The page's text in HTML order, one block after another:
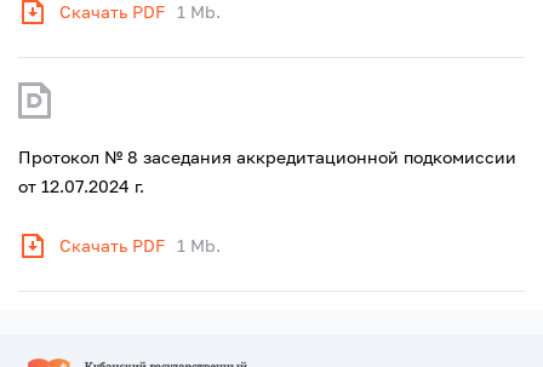
Скачать PDF 1 Mb.
Протокол № 8 заседания аккредитационной подкомиссии
от 12.07.2024 г.
Скачать PDF 1 Mb.